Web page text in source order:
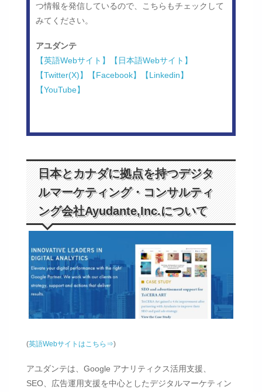
つ情報を発信しているので、こちらもチェックして
みてください。
アユダンテ
【英語Webサイト】
【日本語Webサイト】
【Twitter(X)】
【Facebook】
【Linkedin】
【YouTube】
日本とカナダに拠点を持つデジタ
ルマーケティング・コンサルティ
ング会社Ayudante,Inc.について
(英語Webサイトはこちら⇒)
アユダンテは、Google アナリティクス活用支援、
SEO、広告運用支援を中心としたデジタルマーケティン